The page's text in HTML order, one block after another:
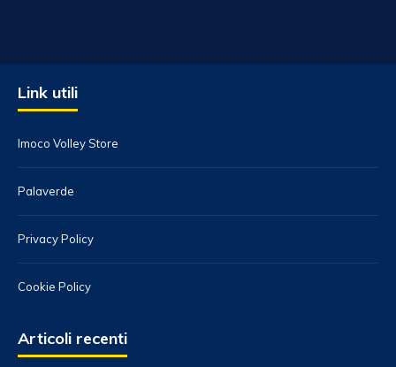
Link utili
Imoco Volley Store
Palaverde
Privacy Policy
Cookie Policy
Articoli recenti